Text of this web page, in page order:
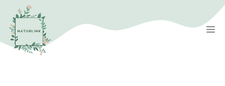
Saltar
para
conteúdo